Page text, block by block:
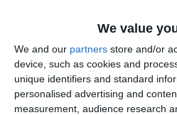
We value
We and our partners store and/or
device, such as cookies and
unique identifiers and standard
personalised advertising and
measurement, audience research